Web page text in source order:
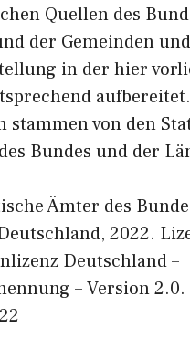
Quellen des
der Gemeinden
in der hier
stammen von den
Bundes und der
Ämter des
2022.
Deutschland –
– Version 2.0.